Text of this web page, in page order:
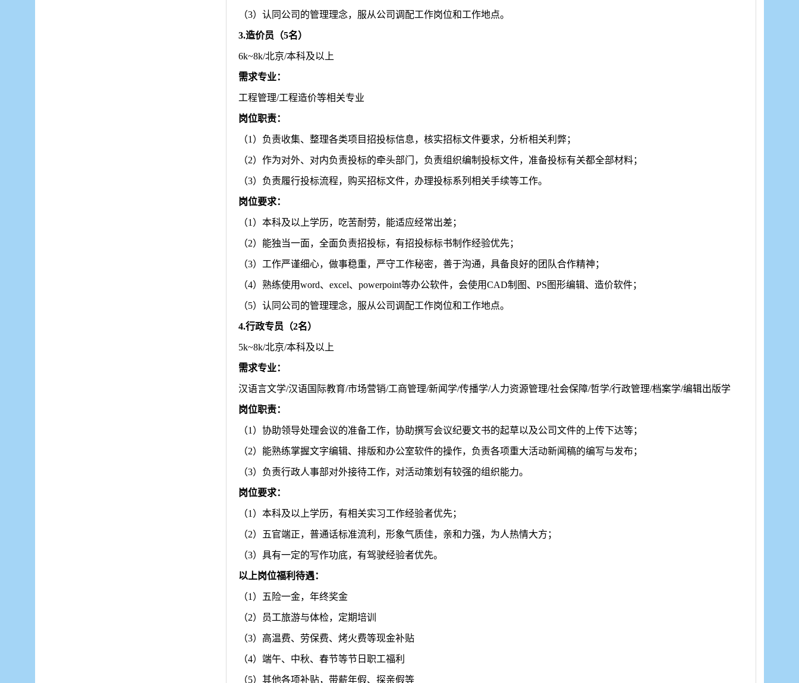
（3）认同公司的管理理念，服从公司调配工作岗位和工作地点。
3.造价员（5名）
6k~8k/北京/本科及以上
需求专业：
工程管理/工程造价等相关专业
岗位职责：
（1）负责收集、整理各类项目招投标信息，核实招标文件要求，分析相关利弊；
（2）作为对外、对内负责投标的牵头部门，负责组织编制投标文件，准备投标有关都全部材料；
（3）负责履行投标流程，购买招标文件，办理投标系列相关手续等工作。
岗位要求：
（1）本科及以上学历，吃苦耐劳，能适应经常出差；
（2）能独当一面，全面负责招投标，有招投标标书制作经验优先；
（3）工作严谨细心，做事稳重，严守工作秘密，善于沟通，具备良好的团队合作精神；
（4）熟练使用word、excel、powerpoint等办公软件，会使用CAD制图、PS图形编辑、造价软件；
（5）认同公司的管理理念，服从公司调配工作岗位和工作地点。
4.行政专员（2名）
5k~8k/北京/本科及以上
需求专业：
汉语言文学/汉语国际教育/市场营销/工商管理/新闻学/传播学/人力资源管理/社会保障/哲学/行政管理/档案学/编辑出版学
岗位职责：
（1）协助领导处理会议的准备工作，协助撰写会议纪要文书的起草以及公司文件的上传下达等；
（2）能熟练掌握文字编辑、排版和办公室软件的操作，负责各项重大活动新闻稿的编写与发布；
（3）负责行政人事部对外接待工作，对活动策划有较强的组织能力。
岗位要求：
（1）本科及以上学历，有相关实习工作经验者优先；
（2）五官端正，普通话标准流利，形象气质佳，亲和力强，为人热情大方；
（3）具有一定的写作功底，有驾驶经验者优先。
以上岗位福利待遇：
（1） 五险一金，年终奖金
（2）员工旅游与体检，定期培训
（3）高温费、劳保费、烤火费等现金补贴
（4）端午、中秋、春节等节日职工福利
（5）其他各项补贴，带薪年假、探亲假等